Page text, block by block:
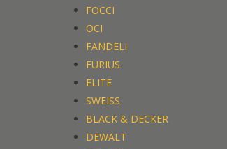
FOCCI
OCI
FANDELI
FURIUS
ELITE
SWEISS
BLACK & DECKER
DEWALT